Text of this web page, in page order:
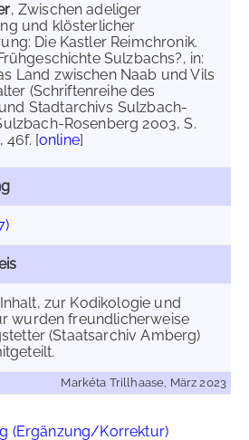
, Zwischen adeliger
und klösterlicher
Die Kastler Reimchronik.
Sulzbachs?, in:
Land zwischen Naab und Vils
(Schriftenreihe des
Stadtarchivs Sulzbach-
Rosenberg 2003, S.
46f. [online]
zur Kodikologie und
wurden freundlicherweise
(Staatsarchiv Amberg)
Markéta Trillhaase, März 2023
(Ergänzung/Korrektur)